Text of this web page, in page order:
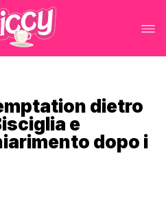
dietro
e
dopo i